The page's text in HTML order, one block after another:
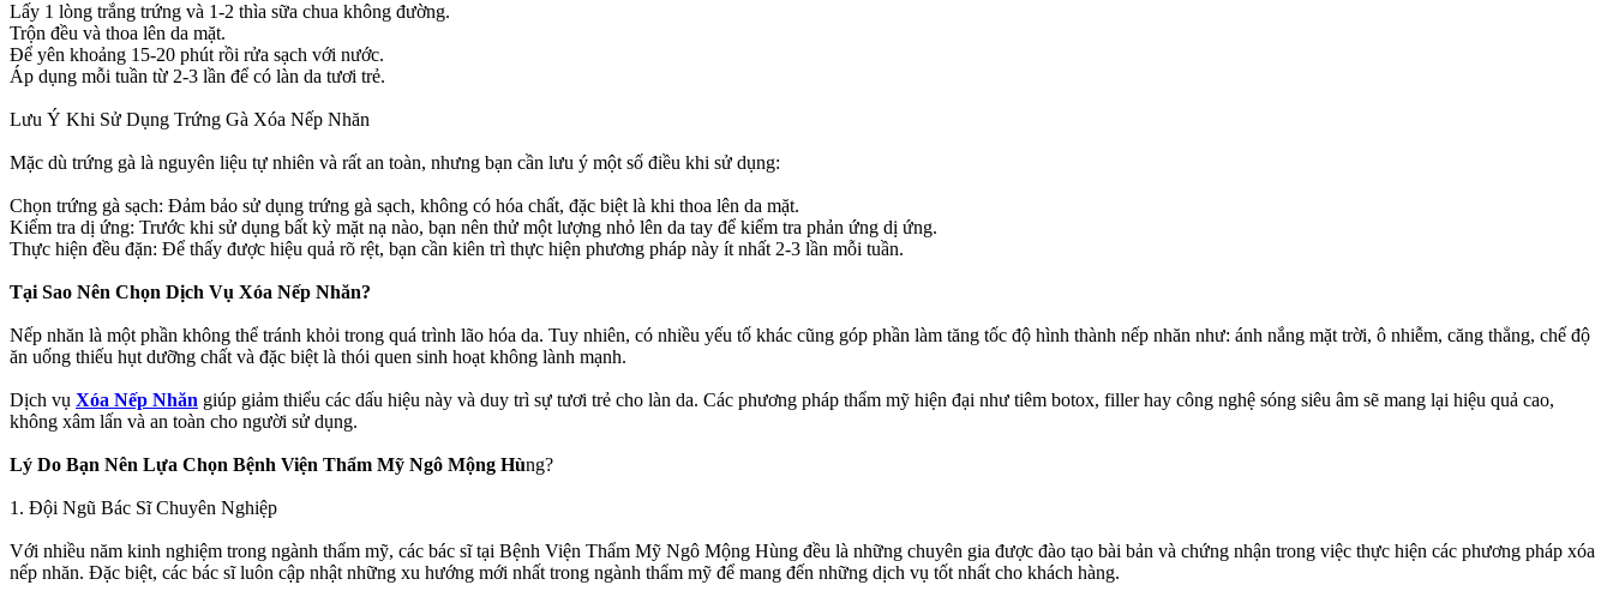
Lấy 1 lòng trắng trứng và 1-2 thìa sữa chua không đường.
Trộn đều và thoa lên da mặt.
Để yên khoảng 15-20 phút rồi rửa sạch với nước.
Áp dụng mỗi tuần từ 2-3 lần để có làn da tươi trẻ.
Lưu Ý Khi Sử Dụng Trứng Gà Xóa Nếp Nhăn
Mặc dù trứng gà là nguyên liệu tự nhiên và rất an toàn, nhưng bạn cần lưu ý một số điều khi sử dụng:
Chọn trứng gà sạch: Đảm bảo sử dụng trứng gà sạch, không có hóa chất, đặc biệt là khi thoa lên da mặt.
Kiểm tra dị ứng: Trước khi sử dụng bất kỳ mặt nạ nào, bạn nên thử một lượng nhỏ lên da tay để kiểm tra phản ứng dị ứng.
Thực hiện đều đặn: Để thấy được hiệu quả rõ rệt, bạn cần kiên trì thực hiện phương pháp này ít nhất 2-3 lần mỗi tuần.
Tại Sao Nên Chọn Dịch Vụ Xóa Nếp Nhăn?
Nếp nhăn là một phần không thể tránh khỏi trong quá trình lão hóa da. Tuy nhiên, có nhiều yếu tố khác cũng góp phần làm tăng tốc độ hình thành nếp nhăn như: ánh nắng mặt trời, ô nhiễm, căng thẳng, chế độ
ăn uống thiếu hụt dưỡng chất và đặc biệt là thói quen sinh hoạt không lành mạnh.
Dịch vụ Xóa Nếp Nhăn giúp giảm thiểu các dấu hiệu này và duy trì sự tươi trẻ cho làn da. Các phương pháp thẩm mỹ hiện đại như tiêm botox, filler hay công nghệ sóng siêu âm sẽ mang lại hiệu quả cao,
không xâm lấn và an toàn cho người sử dụng.
Lý Do Bạn Nên Lựa Chọn Bệnh Viện Thẩm Mỹ Ngô Mộng Hùng?
1. Đội Ngũ Bác Sĩ Chuyên Nghiệp
Với nhiều năm kinh nghiệm trong ngành thẩm mỹ, các bác sĩ tại Bệnh Viện Thẩm Mỹ Ngô Mộng Hùng đều là những chuyên gia được đào tạo bài bản và chứng nhận trong việc thực hiện các phương pháp xóa
nếp nhăn. Đặc biệt, các bác sĩ luôn cập nhật những xu hướng mới nhất trong ngành thẩm mỹ để mang đến những dịch vụ tốt nhất cho khách hàng.